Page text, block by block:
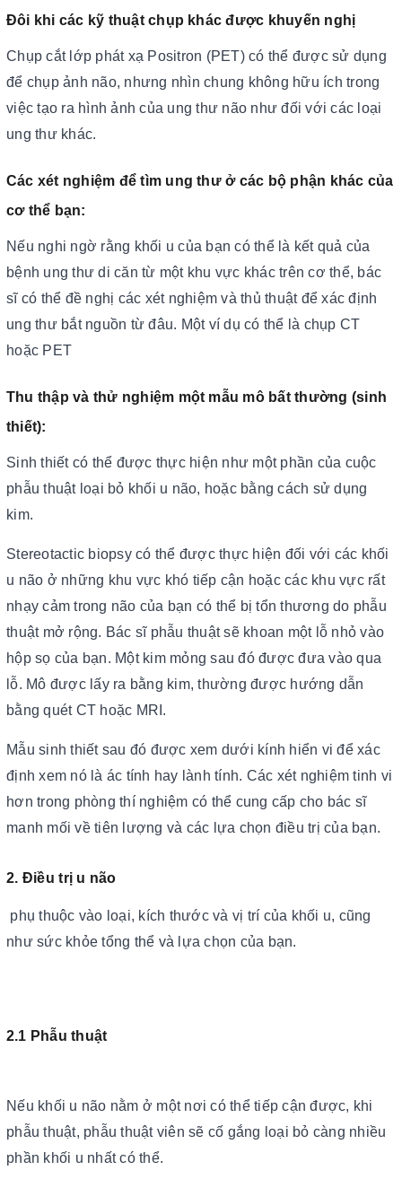
Đôi khi các kỹ thuật chụp khác được khuyến nghị
Chụp cắt lớp phát xạ Positron (PET) có thể được sử dụng
để chụp ảnh não, nhưng nhìn chung không hữu ích trong
việc tạo ra hình ảnh của ung thư não như đối với các loại
ung thư khác.
Các xét nghiệm để tìm ung thư ở các bộ phận khác của
cơ thể bạn:
Nếu nghi ngờ rằng khối u của bạn có thể là kết quả của
bệnh ung thư di căn từ một khu vực khác trên cơ thể, bác
sĩ có thể đề nghị các xét nghiệm và thủ thuật để xác định
ung thư bắt nguồn từ đâu. Một ví dụ có thể là chụp CT
hoặc PET
Thu thập và thử nghiệm một mẫu mô bất thường (sinh
thiết):
Sinh thiết có thể được thực hiện như một phần của cuộc
phẫu thuật loại bỏ khối u não, hoặc bằng cách sử dụng
kim.
Stereotactic biopsy có thể được thực hiện đối với các khối
u não ở những khu vực khó tiếp cận hoặc các khu vực rất
nhạy cảm trong não của bạn có thể bị tổn thương do phẫu
thuật mở rộng. Bác sĩ phẫu thuật sẽ khoan một lỗ nhỏ vào
hộp sọ của bạn. Một kim mỏng sau đó được đưa vào qua
lỗ. Mô được lấy ra bằng kim, thường được hướng dẫn
bằng quét CT hoặc MRI.
Mẫu sinh thiết sau đó được xem dưới kính hiển vi để xác
định xem nó là ác tính hay lành tính. Các xét nghiệm tinh vi
hơn trong phòng thí nghiệm có thể cung cấp cho bác sĩ
manh mối về tiên lượng và các lựa chọn điều trị của bạn.
2. Điều trị u não
phụ thuộc vào loại, kích thước và vị trí của khối u, cũng
như sức khỏe tổng thể và lựa chọn của bạn.
2.1 Phẫu thuật
Nếu khối u não nằm ở một nơi có thể tiếp cận được, khi
phẫu thuật, phẫu thuật viên sẽ cố gắng loại bỏ càng nhiều
phần khối u nhất có thể.